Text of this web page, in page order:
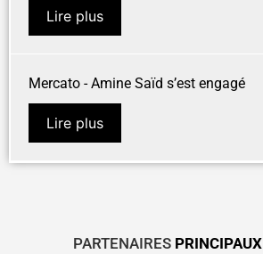
Lire plus
Mercato - Amine Saïd s’est engagé
Lire plus
PARTENAIRES PRINCIPAUX